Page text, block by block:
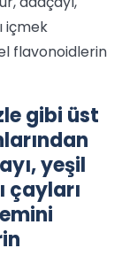
içmek
flavonoidlerin
gibi üst
yeşil
çayları